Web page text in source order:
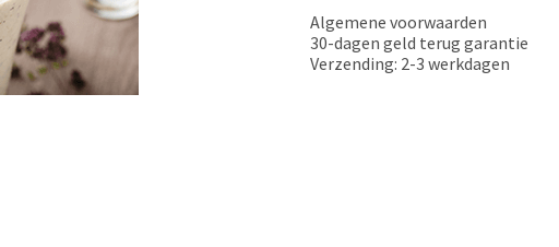
Algemene voorwaarden
30-dagen geld terug garantie
Verzending: 2-3 werkdagen